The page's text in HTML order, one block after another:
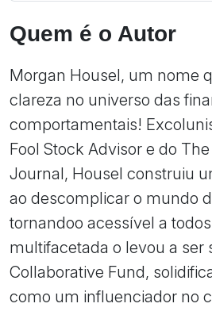
Quem é o Autor
Morgan Housel, um nome
clareza no universo das
comportamentais!
Fool Stock Advisor e do
Journal, Housel construiu
ao descomplicar o mundo
tornandoo acessível a
multifacetada o levou a ser
Collaborative Fund,
como um influenciador no